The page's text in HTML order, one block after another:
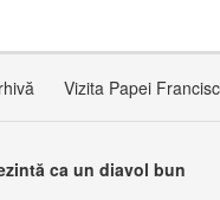
Vizita Papei
ca un diavol bun